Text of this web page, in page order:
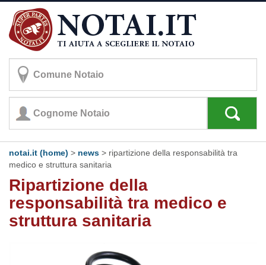
notai.it (home) > news > ripartizione della responsabilità tra
medico e struttura sanitaria
Ripartizione della
responsabilità tra medico e
struttura sanitaria